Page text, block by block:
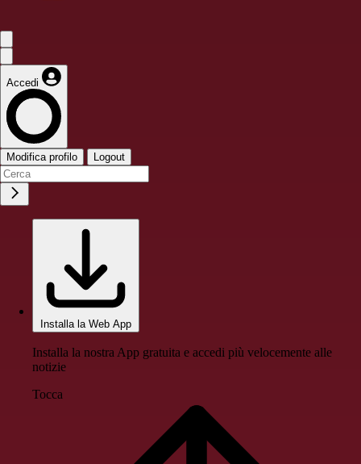
Accedi
Modifica profilo Logout
Installa la Web App
Installa la nostra App gratuita e accedi più velocemente alle
notizie
Tocca